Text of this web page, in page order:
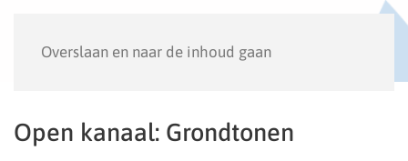
Overslaan en naar de inhoud gaan
Open kanaal: Grondtonen